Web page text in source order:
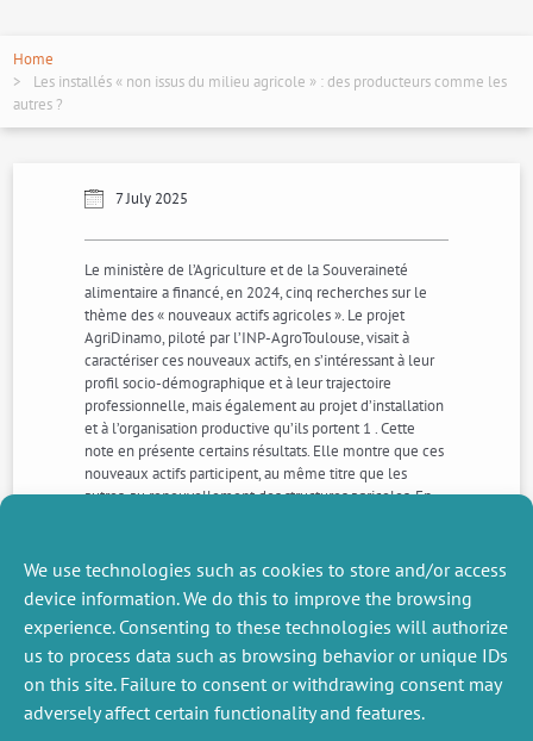
We use technologies such as cookies to store and/or access
device information. We do this to improve the browsing
experience. Consenting to these technologies will authorize
us to process data such as browsing behavior or unique IDs
on this site. Failure to consent or withdrawing consent may
adversely affect certain functionality and features.
Home
Les installés « non issus du milieu agricole » : des producteurs comme les
autres ?
7 July 2025
Le ministère de l’Agriculture et de la Souveraineté
alimentaire a financé, en 2024, cinq recherches sur le
thème des « nouveaux actifs agricoles ». Le projet
AgriDinamo, piloté par l’INP-AgroToulouse, visait à
caractériser ces nouveaux actifs, en s’intéressant à leur
profil socio-démographique et à leur trajectoire
professionnelle, mais également au projet d’installation
et à l’organisation productive qu’ils portent 1 . Cette
note en présente certains résultats. Elle montre que ces
nouveaux actifs participent, au même titre que les
autres, au renouvellement des structures agricoles. En
en cause l’existence d’une dualité entre exploitants
issus et non issus du milieu agricole.
NEXT
PREVIOUS